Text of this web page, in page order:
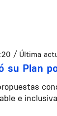
/ Última
su Plan
e